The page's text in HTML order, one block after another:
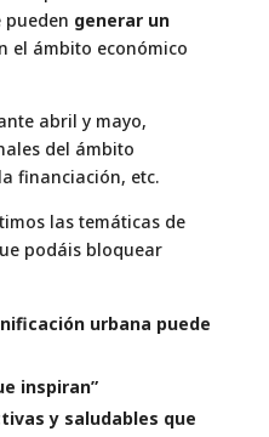
pueden generar un
el ámbito económico
abril y mayo,
del ámbito
financiación, etc.
las temáticas de
podáis bloquear
urbana puede
inspiran”
y saludables que